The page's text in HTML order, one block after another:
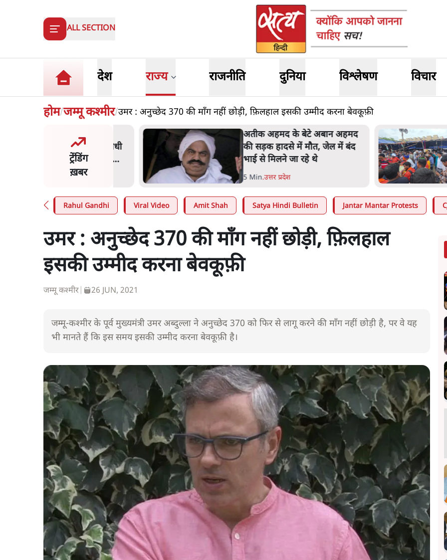
ALL SECTION
देश राज्य राजनीति दुनिया विश्लेषण विचार
होम/जम्मू कश्मीर/उमर : अनुच्छेद 370 की माँग नहीं छोड़ी, फ़िलहाल इसकी उम्मीद करना बेवकूफ़ी
ट्रेंडिंग
ख़बर
बोले- 'जेन ज़ी पर आँख
आंदोलन देश-विरोधी
अतुल लिमये बोले थे- 'एंटी
अतीक अहमद के बेटे अबान अहमद
की सड़क हादसे में मौत, जेल में बंद
भाई से मिलने जा रहे थे
5 Min.उत्तर प्रदेश
Rahul Gandhi Viral Video Amit Shah Satya Hindi Bulletin Jantar Mantar Protests
उमर : अनुच्छेद 370 की माँग नहीं छोड़ी, फ़िलहाल
इसकी उम्मीद करना बेवकूफ़ी
जम्मू कश्मीर 26 JUN, 2021
जम्मू-कश्मीर के पूर्व मुख्यमंत्री उमर अब्दुल्ला ने अनुच्छेद 370 को फिर से लागू करने की माँग नहीं छोड़ी है, पर वे यह
भी मानते हैं कि इस समय इसकी उम्मीद करना बेवकूफ़ी है।